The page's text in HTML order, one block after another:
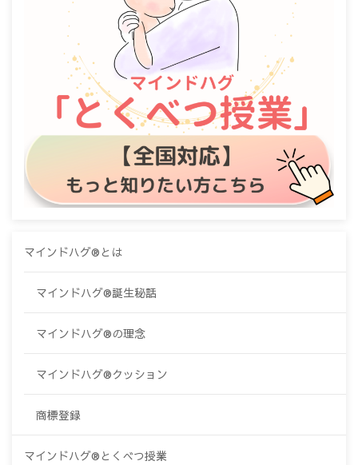
マインドハグ®とは
マインドハグ®誕生秘話
マインドハグ®の理念
マインドハグ®クッション
商標登録
マインドハグ®とくべつ授業